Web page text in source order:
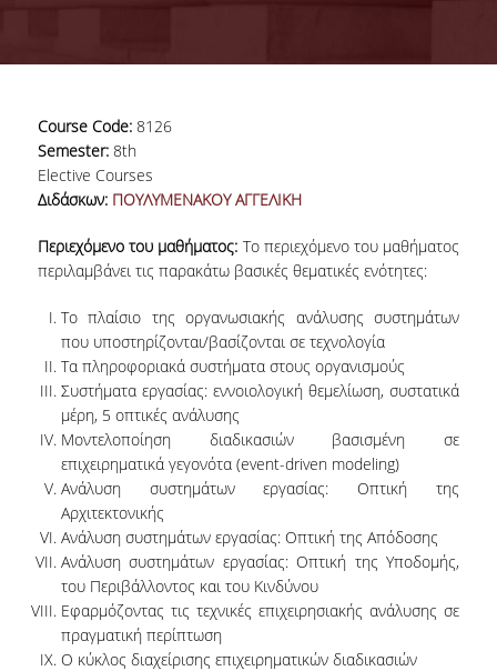
FACULTY
RESIDENT FACULTY MEMBERS
SCIENTIFIC ASSOCIATES
PHD CANDIDATES
UNDERGRADUATE STUDIES
DEGREE PROGRAM
ACADEMIC CURRICULUM
ERASMUS+ PROGRAM
INTERNSHIP PROGRAM
POSTGRADUATE STUDIES
Course Code: 8126
Semester: 8th
Elective Courses
Διδάσκων: ΠΟΥΛΥΜΕΝΑΚΟΥ ΑΓΓΕΛΙΚΗ
Περιεχόμενο του μαθήματος: Το περιεχόμενο του μαθήματος
περιλαμβάνει τις παρακάτω βασικές θεματικές ενότητες:
Το πλαίσιο της οργανωσιακής ανάλυσης συστημάτων
που υποστηρίζονται/βασίζονται σε τεχνολογία
Τα πληροφοριακά συστήματα στους οργανισμούς
Συστήματα εργασίας: εννοιολογική θεμελίωση, συστατικά
μέρη, 5 οπτικές ανάλυσης
Μοντελοποίηση διαδικασιών βασισμένη σε
επιχειρηματικά γεγονότα (event-driven modeling)
Ανάλυση συστημάτων εργασίας: Οπτική της
Αρχιτεκτονικής
Ανάλυση συστημάτων εργασίας: Οπτική της Απόδοσης
Ανάλυση συστημάτων εργασίας: Οπτική της Υποδομής,
του Περιβάλλοντος και του Κινδύνου
Εφαρμόζοντας τις τεχνικές επιχειρησιακής ανάλυσης σε
πραγματική περίπτωση
Ο κύκλος διαχείρισης επιχειρηματικών διαδικασιών